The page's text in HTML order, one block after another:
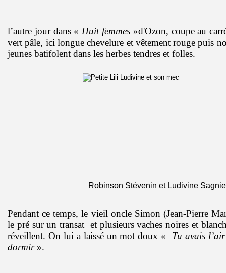
l’autre jour dans « Huit femmes »d'Ozon, coupe au
vert pâle, ici longue chevelure et vêtement rouge puis
jeunes batifolent dans les herbes tendres et folles.
Robinson Stévenin et Ludivine
Pendant ce temps, le vieil oncle Simon (Jean-Pierre
le pré sur un transat et plusieurs vaches noires et
réveillent. On lui a laissé un mot doux « Tu avais
dormir».